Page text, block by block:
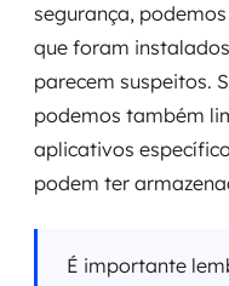
segurança,
que foram
parecem suspeitos.
podemos também
aplicativos
podem ter
É importante